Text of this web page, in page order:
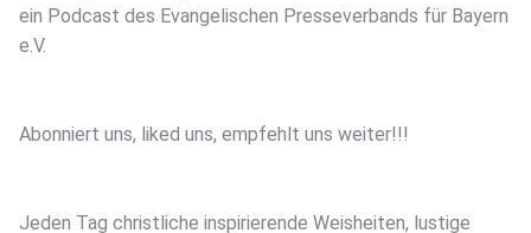
ein Podcast des Evangelischen Presseverbands für Bayern
e.V.
Abonniert uns, liked uns, empfehlt uns weiter!!!
Jeden Tag christliche inspirierende Weisheiten, lustige